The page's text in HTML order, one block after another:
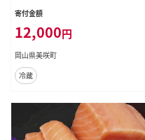
どう 葡萄 果物 果実 フルーツ 種な
し 大粒 甘味 岡山県 美咲町 冷蔵
寄付金額
12,000円
岡山県美咲町
冷蔵